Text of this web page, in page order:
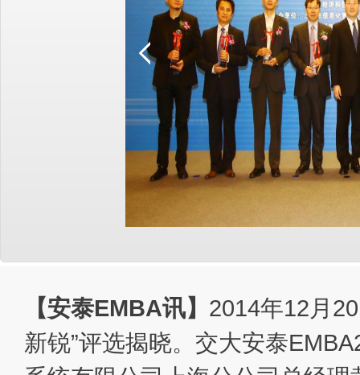
【安泰EMBA讯】 2014年12月
新锐”评选揭晓。交大安泰